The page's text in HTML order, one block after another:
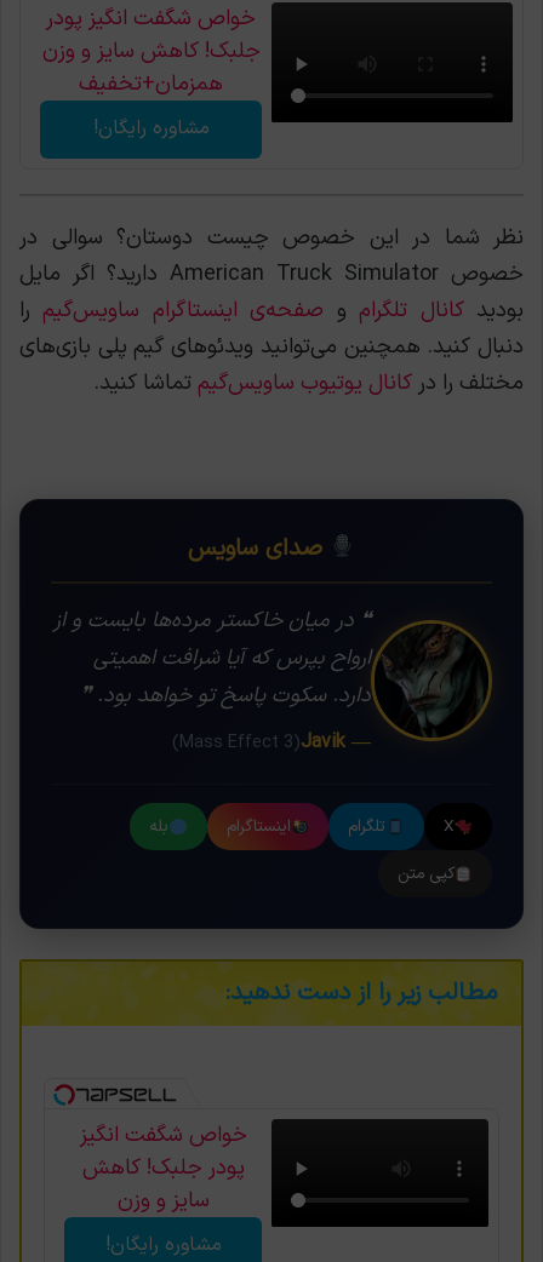
خواص شگفت انگیز پودر
جلبک! کاهش سایز و وزن
همزمان+تخفیف
مشاوره رایگان!
نظر شما در این خصوص چیست دوستان؟ سوالی در
خصوص American Truck Simulator دارید؟ اگر مایل
بودیدکانال تلگرام و صفحه‌ی اینستاگرام ساویس‌گیم را
دنبال کنید. همچنین می‌توانید ویدئوهای گیم پلی بازی‌های
مختلف را در کانال یوتیوب ساویس‌گیم تماشا کنید.
صدای ساویس
❝ در میان خاکستر مرده‌ها بایست و از
ارواح بپرس که آیا شرافت اهمیتی
دارد. سکوت پاسخ تو خواهد بود. ❞
— Javik
(Mass Effect 3)
X تلگرام اینستاگرام
بله
کپی متن
مطالب زیر را از دست ندهید:
خواص شگفت انگیز
پودر جلبک! کاهش
سایز و وزن
همزمان+تخفیف
مشاوره رایگان!